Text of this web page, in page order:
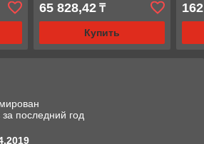
65 828,42₸
Купить
последний год